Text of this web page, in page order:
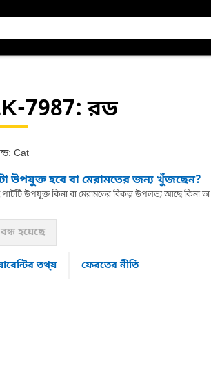
7987: রড
Cat
উপযুক্ত হবে বা মেরামতের জন্য খুঁজছেন?
উপযুক্ত কিনা বা মেরামতের বিকল্প উপলভ্য আছে কিনা
বন্ধ হয়েছে
তথ্য় ফেরতের নীতি